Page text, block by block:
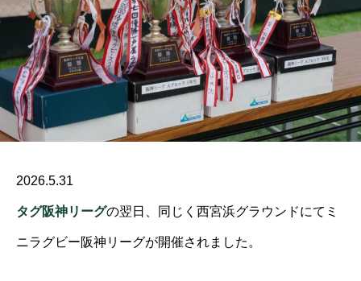
2026.5.31
タグ阪神リーグの翌日、同じく西宮浜グラウンドにてミ
ニラグビー阪神リーグが開催されました。